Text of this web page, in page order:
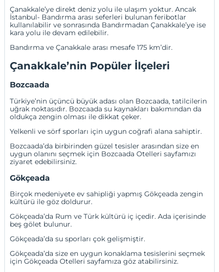
Çanakkale’ye direkt deniz yolu ile ulaşım yoktur. Ancak
İstanbul- Bandırma arası seferleri bulunan feribotlar
kullanılabilir ve sonrasında Bandırmadan Çanakkale’ye ise
kara yolu ile devam edilebilir.
Bandırma ve Çanakkale arası mesafe 175 km’dir.
Çanakkale’nin Popüler İlçeleri
Bozcaada
Türkiye’nin üçüncü büyük adası olan Bozcaada, tatilcilerin
uğrak noktasıdır. Bozcaada su kaynakları bakımından da
oldukça zengin olması ile dikkat çeker.
Yelkenli ve sörf sporları için uygun coğrafi alana sahiptir.
Bozcaada’da birbirinden güzel tesisler arasından size en
uygun olanını seçmek için Bozcaada Otelleri sayfamızı
ziyaret edebilirsiniz.
Gökçeada
Birçok medeniyete ev sahipliği yapmış Gökçeada zengin
kültürü ile göz doldurur.
Gökçeada’da Rum ve Türk kültürü iç içedir. Ada içerisinde
beş gölet bulunur.
Gökçeada’da su sporları çok gelişmiştir.
Gökçeada’da size en uygun konaklama tesislerini seçmek
içinGökçeada Otelleri sayfamıza göz atabilirsiniz.